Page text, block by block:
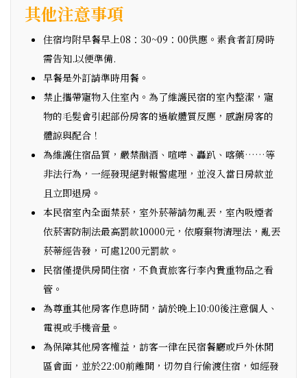
其他注意事項
住宿均附早餐早上08：30~09：00供應。素食者訂房時
需告知.以便準備.
早餐是外訂請準時用餐。
禁止攜帶寵物入住室內。為了維護民宿的室內整潔，寵
物的毛髮會引起部份房客的過敏體質反應，感謝房客的
體諒與配合！
為維護住宿品質，嚴禁酗酒、喧嘩、轟趴、喀藥……等
非法行為，一經發現絕對報警處理，並沒入當日房款並
且立即退房。
本民宿室內全面禁菸，室外菸蒂請勿亂丟，室內吸煙者
依菸害防制法最高罰款10000元，依廢棄物清理法，亂丟
菸蒂經告發，可處1200元罰款。
民宿僅提供房間住宿，不負責旅客行李內貴重物品之看
管。
為尊重其他房客作息時間，請於晚上10:00後注意個人、
電視或手機音量。
為保障其他房客權益，訪客一律在民宿餐廳或戶外休閒
區會面，並於22:00前離開，切勿自行偷渡住宿，如經發